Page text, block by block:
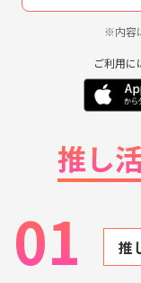
※内容
ご利用
推し
01 推